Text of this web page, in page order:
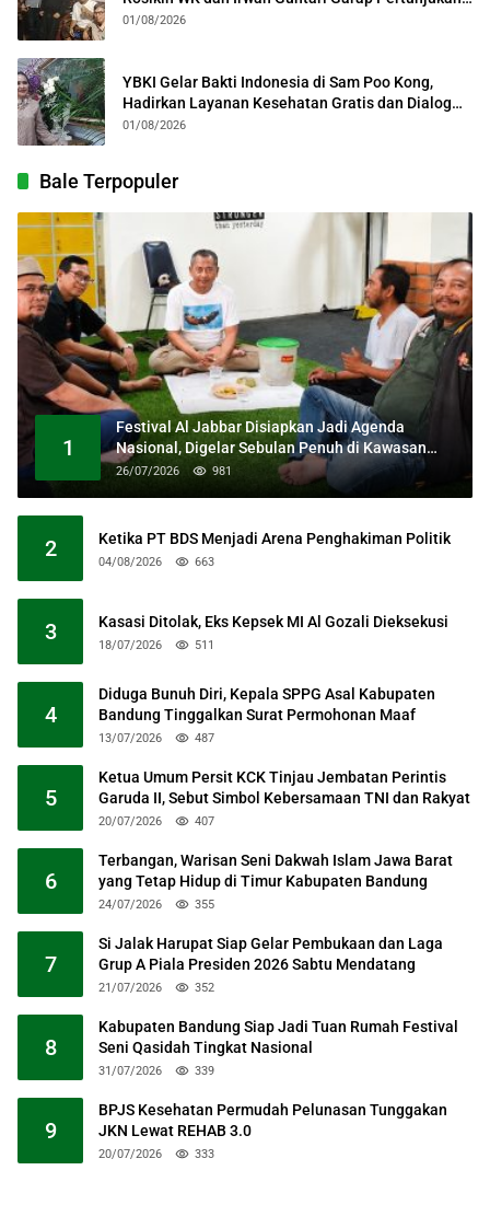
Kolosal
01/08/2026
YBKI Gelar Bakti Indonesia di Sam Poo Kong,
Hadirkan Layanan Kesehatan Gratis dan Dialog
Kebangsaan
01/08/2026
Bale Terpopuler
1
Festival Al Jabbar Disiapkan Jadi Agenda
Nasional, Digelar Sebulan Penuh di Kawasan
Masjid Raya Al Jabbar
26/07/2026 981
2 Ketika PT BDS Menjadi Arena Penghakiman Politik
04/08/2026 663
3 Kasasi Ditolak, Eks Kepsek MI Al Gozali Dieksekusi
18/07/2026 511
4
Diduga Bunuh Diri, Kepala SPPG Asal Kabupaten
Bandung Tinggalkan Surat Permohonan Maaf
13/07/2026 487
5
Ketua Umum Persit KCK Tinjau Jembatan Perintis
Garuda II, Sebut Simbol Kebersamaan TNI dan Rakyat
20/07/2026 407
6
Terbangan, Warisan Seni Dakwah Islam Jawa Barat
yang Tetap Hidup di Timur Kabupaten Bandung
24/07/2026 355
7
Si Jalak Harupat Siap Gelar Pembukaan dan Laga
Grup A Piala Presiden 2026 Sabtu Mendatang
21/07/2026 352
8
Kabupaten Bandung Siap Jadi Tuan Rumah Festival
Seni Qasidah Tingkat Nasional
31/07/2026 339
9
BPJS Kesehatan Permudah Pelunasan Tunggakan
JKN Lewat REHAB 3.0
20/07/2026 333